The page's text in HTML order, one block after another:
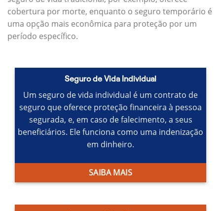
cobertura por morte, enquanto o seguro temporário é
uma opção mais econômica para proteção por um
período específico.
Seguro de Vida Individual
Um seguro de vida individual é um contrato de
seguro que oferece proteção financeira à pessoa
segurada, e, em caso de falecimento, a seus
beneficiários. Ele funciona como uma indenização
em dinheiro.
SAIBA MAIS